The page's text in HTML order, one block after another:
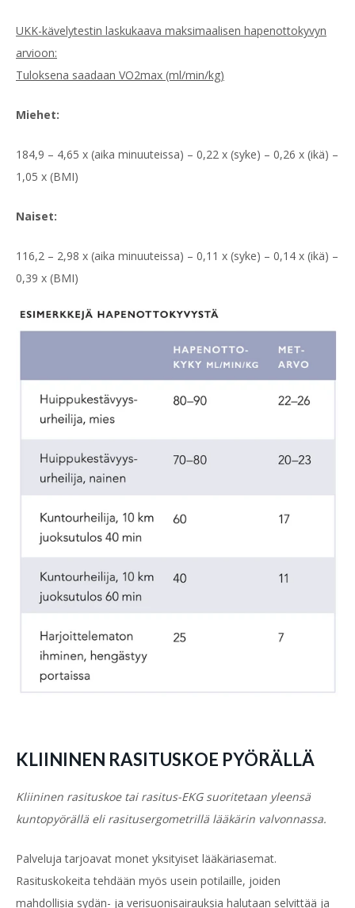
UKK-kävelytestin laskukaava maksimaalisen hapenottokyvyn
arvioon:
Tuloksena saadaan VO2max (ml/min/kg)
Miehet:
184,9 – 4,65 x (aika minuuteissa) – 0,22 x (syke) – 0,26 x (ikä) –
1,05 x (BMI)
Naiset:
116,2 – 2,98 x (aika minuuteissa) – 0,11 x (syke) – 0,14 x (ikä) –
0,39 x (BMI)
KLIININEN RASITUSKOE PYÖRÄLLÄ
Kliininen rasituskoe tai rasitus-EKG suoritetaan yleensä
kuntopyörällä eli rasitusergometrillä lääkärin valvonnassa.
Palveluja tarjoavat monet yksityiset lääkäriasemat.
Rasituskokeita tehdään myös usein potilaille, joiden
mahdollisia sydän- ja verisuonisairauksia halutaan selvittää ja